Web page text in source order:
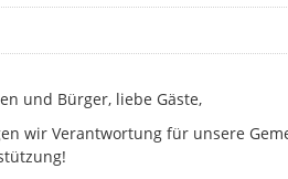
und Bürger, liebe Gäste,
wir Verantwortung für unsere